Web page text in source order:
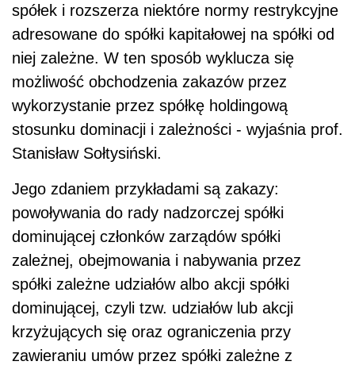
spółek i rozszerza niektóre normy restrykcyjne
adresowane do spółki kapitałowej na spółki od
niej zależne. W ten sposób wyklucza się
możliwość obchodzenia zakazów przez
wykorzystanie przez spółkę holdingową
stosunku dominacji i zależności - wyjaśnia prof.
Stanisław Sołtysiński.
Jego zdaniem przykładami są zakazy:
powoływania do rady nadzorczej spółki
dominującej członków zarządów spółki
zależnej, obejmowania i nabywania przez
spółki zależne udziałów albo akcji spółki
dominującej, czyli tzw. udziałów lub akcji
krzyżujących się oraz ograniczenia przy
zawieraniu umów przez spółki zależne z